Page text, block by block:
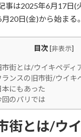
事は2025年6月17日(
20日(金)から始まる。
目次[非表示]
市街とは/ウイキペディ
ランスの旧市街/ウイキ
本にもあった
回のパリでは
街とは/ウ